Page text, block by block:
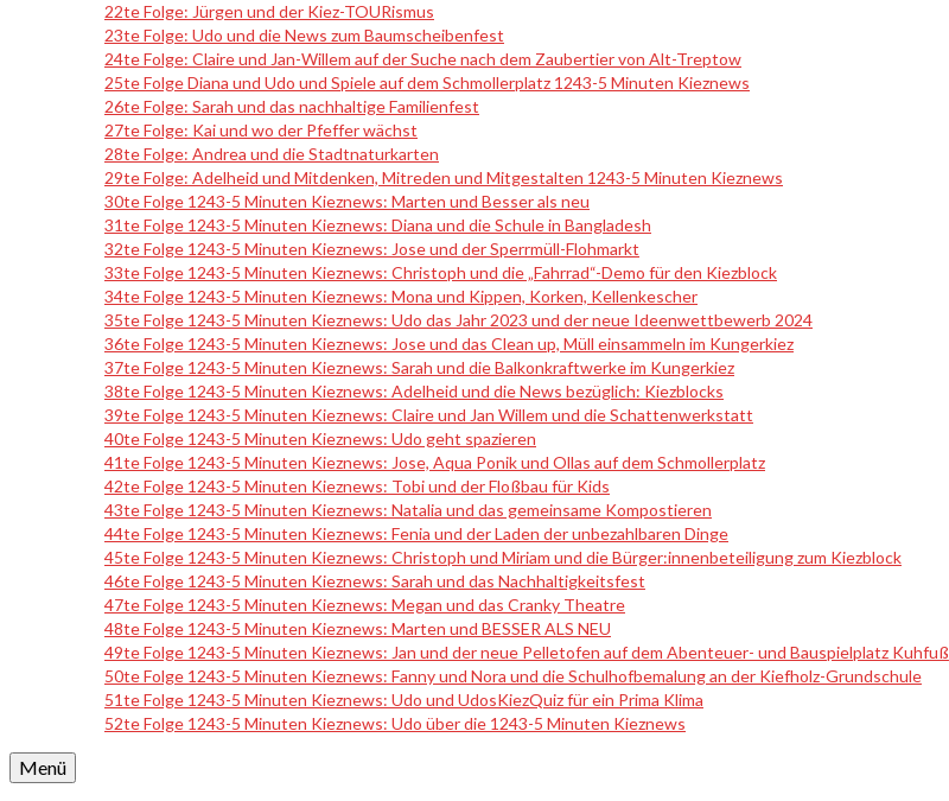
22te Folge: Jürgen und der Kiez-TOURismus
23te Folge: Udo und die News zum Baumscheibenfest
24te Folge: Claire und Jan-Willem auf der Suche nach dem Zaubertier von Alt-Treptow
25te Folge Diana und Udo und Spiele auf dem Schmollerplatz 1243-5 Minuten Kieznews
26te Folge: Sarah und das nachhaltige Familienfest
27te Folge: Kai und wo der Pfeffer wächst
28te Folge: Andrea und die Stadtnaturkarten
29te Folge: Adelheid und Mitdenken, Mitreden und Mitgestalten 1243-5 Minuten Kieznews
30te Folge 1243-5 Minuten Kieznews: Marten und Besser als neu
31te Folge 1243-5 Minuten Kieznews: Diana und die Schule in Bangladesh
32te Folge 1243-5 Minuten Kieznews: Jose und der Sperrmüll-Flohmarkt
33te Folge 1243-5 Minuten Kieznews: Christoph und die „Fahrrad“-Demo für den Kiezblock
34te Folge 1243-5 Minuten Kieznews: Mona und Kippen, Korken, Kellenkescher
35te Folge 1243-5 Minuten Kieznews: Udo das Jahr 2023 und der neue Ideenwettbewerb 2024
36te Folge 1243-5 Minuten Kieznews: Jose und das Clean up, Müll einsammeln im Kungerkiez
37te Folge 1243-5 Minuten Kieznews: Sarah und die Balkonkraftwerke im Kungerkiez
38te Folge 1243-5 Minuten Kieznews: Adelheid und die News bezüglich: Kiezblocks
39te Folge 1243-5 Minuten Kieznews: Claire und Jan Willem und die Schattenwerkstatt
40te Folge 1243-5 Minuten Kieznews: Udo geht spazieren
41te Folge 1243-5 Minuten Kieznews: Jose, Aqua Ponik und Ollas auf dem Schmollerplatz
42te Folge 1243-5 Minuten Kieznews: Tobi und der Floßbau für Kids
43te Folge 1243-5 Minuten Kieznews: Natalia und das gemeinsame Kompostieren
44te Folge 1243-5 Minuten Kieznews: Fenia und der Laden der unbezahlbaren Dinge
45te Folge 1243-5 Minuten Kieznews: Christoph und Miriam und die Bürger:innenbeteiligung zum Kiezblock
46te Folge 1243-5 Minuten Kieznews: Sarah und das Nachhaltigkeitsfest
47te Folge 1243-5 Minuten Kieznews: Megan und das Cranky Theatre
48te Folge 1243-5 Minuten Kieznews: Marten und BESSER ALS NEU
49te Folge 1243-5 Minuten Kieznews: Jan und der neue Pelletofen auf dem Abenteuer- und Bauspielplatz Kuhfuß
50te Folge 1243-5 Minuten Kieznews: Fanny und Nora und die Schulhofbemalung an der Kiefholz-Grundschule
51te Folge 1243-5 Minuten Kieznews: Udo und UdosKiezQuiz für ein Prima Klima
52te Folge 1243-5 Minuten Kieznews: Udo über die 1243-5 Minuten Kieznews
Menü